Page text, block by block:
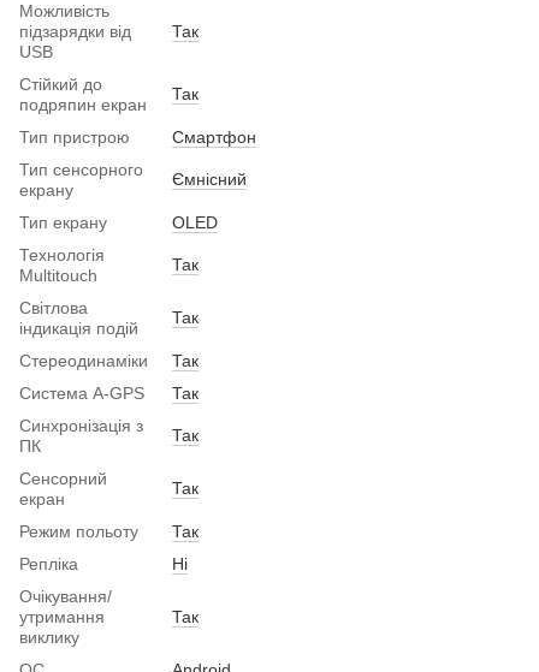
Можливість
підзарядки від
USB
Так
Стійкий до
подряпин екран
Так
Тип пристрою
Смартфон
Тип сенсорного
екрану
Ємнісний
Тип екрану
OLED
Технологія
Multitouch
Так
Світлова
індикація подій
Так
Стереодинаміки
Так
Система A-GPS
Так
Синхронізація з
ПК
Так
Сенсорний
екран
Так
Режим польоту
Так
Репліка
Ні
Очікування/
утримання
виклику
Так